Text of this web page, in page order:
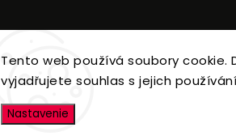
Tento web používá soubory cookie.
vyjadřujete souhlas s jejich
Nastavenie
Copyright 2026